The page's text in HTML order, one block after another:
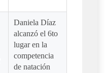
Daniela Díaz
alcanzó el 6to
lugar en la
competencia
de natación